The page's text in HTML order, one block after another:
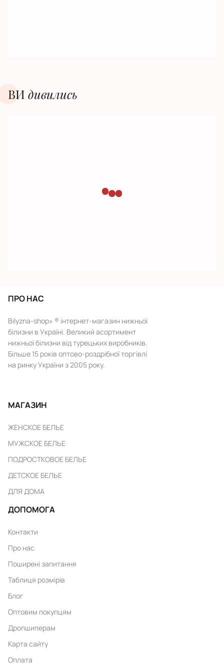
ВИ дивилиcь
ПРО НАС
Bilyzna-shop» ® інтернет-магазин нижньої
білизни в Україні. Великий асортимент
нижньої білизни від турецьких виробників.
Більше 15 років оптово-роздрібної торгівлі
на ринку України з 2005 року.
МАГАЗИН
ЖЕНСКОЕ БЕЛЬЕ
МУЖСКОЕ БЕЛЬЕ
ПОДРОСТКОВОЕ БЕЛЬЕ
ДЕТСКОЕ БЕЛЬЕ
ДЛЯ ДОМА
ДОПОМОГА
Контакти
Про нас
Поширені запитання
Таблиця розмірів
Блог
Оптовим покупцям
Дропшиперам
Карта сайту
Оплата